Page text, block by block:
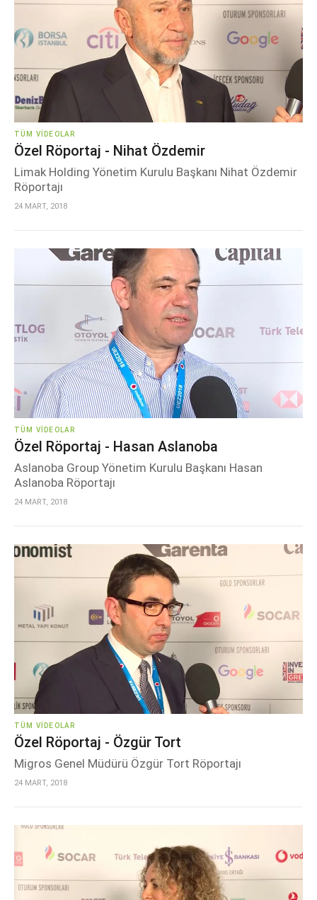
TÜM VIDEOLAR
Özel Röportaj - Nihat Özdemir
Limak Holding Yönetim Kurulu Başkanı Nihat Özdemir
Röportajı
24 MART, 2018
TÜM VIDEOLAR
Özel Röportaj - Hasan Aslanoba
Aslanoba Group Yönetim Kurulu Başkanı Hasan
Aslanoba Röportajı
24 MART, 2018
TÜM VIDEOLAR
Özel Röportaj - Özgür Tort
Migros Genel Müdürü Özgür Tort Röportajı
24 MART, 2018